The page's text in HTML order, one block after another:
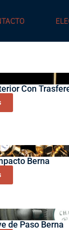
Con
Berna
de Paso Berna